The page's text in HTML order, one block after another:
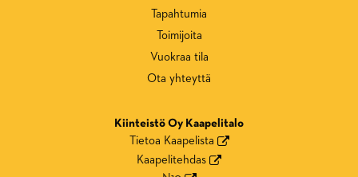
Tapahtumia
Toimijoita
Vuokraa tila
Ota yhteyttä
Kiinteistö Oy Kaapelitalo
Tietoa Kaapelista
Kaapelitehdas